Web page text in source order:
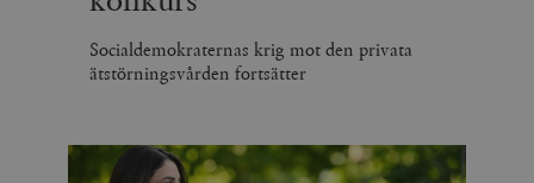
Socialdemokraternas krig mot den privata
ätstörningsvården fortsätter